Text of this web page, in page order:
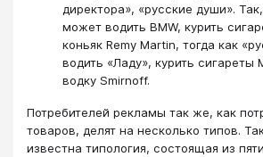
директора», «русские души».
может водить BMW, курить
коньяк Remy Martin, тогда как
водить «Ладу», курить сигареты
водку Smirnoff.
Потребителей рекламы так же, как
товаров, делят на несколько типов.
известна типология, состоящая из